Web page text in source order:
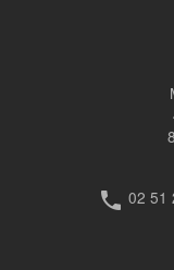
phone 02 51